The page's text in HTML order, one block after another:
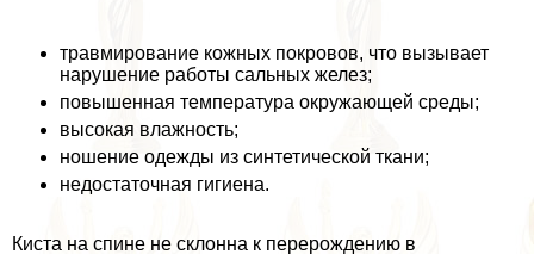
травмирование кожных покровов, что вызывает
нарушение работы сальных желез;
повышенная температура окружающей среды;
высокая влажность;
ношение одежды из синтетической ткани;
недостаточная гигиена.
Киста на спине не склонна к перерождению в